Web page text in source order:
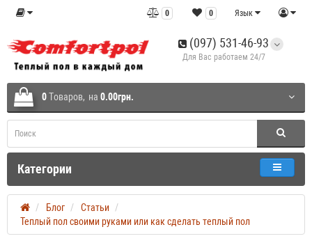
Язык
0
0
(097) 531-46-93
Для Вас работаем 24/7
0Tоваров, на 0.00грн.
Категории
Блог
Статьи
Теплый пол своими руками или как сделать теплый пол